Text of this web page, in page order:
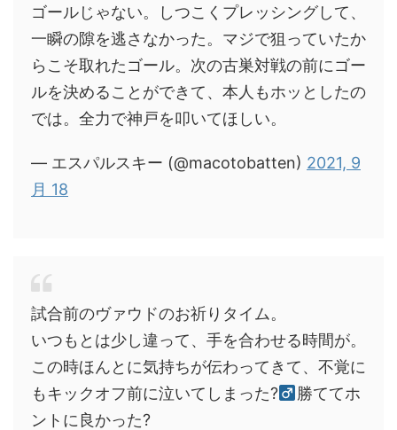
ゴールじゃない。しつこくプレッシングして、
一瞬の隙を逃さなかった。マジで狙っていたか
らこそ取れたゴール。次の古巣対戦の前にゴー
ルを決めることができて、本人もホッとしたの
では。全力で神戸を叩いてほしい。
— エスパルスキー (@macotobatten) 2021, 9
月 18
試合前のヴァウドのお祈りタイム。
いつもとは少し違って、手を合わせる時間が。
この時ほんとに気持ちが伝わってきて、不覚に
もキックオフ前に泣いてしまった?‍
勝ててホ
ントに良かった?